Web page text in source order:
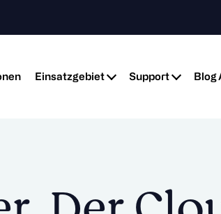
Einsatzgebiet Support Blog